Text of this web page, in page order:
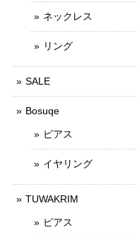
ネックレス
リング
SALE
Bosuqe
ピアス
イヤリング
TUWAKRIM
ピアス